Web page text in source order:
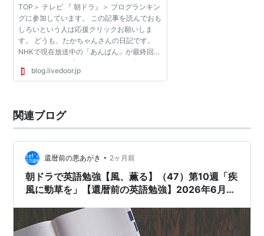
TOP＞ テレビ 『 朝ドラ』＞ ブログランキン
グに参加しています。 この記事を読んでおも
しろいという人は応援クリックお願いしま
す。 どうも、たかちゃんさんの日記です。
NHKで現在放送中の「あんぱん」が最終回が
放送されるまで 残すところあと3か月となり
ましたね。 そんななか2026年前期に放送の
blog.livedoor.jp
関連ブログ
還暦前の悪あがき • 2ヶ月前
朝ドラで英語勉強【風、薫る】（47）第10週「疾
風に勁草を」【還暦前の英語勉強】2026年6月3